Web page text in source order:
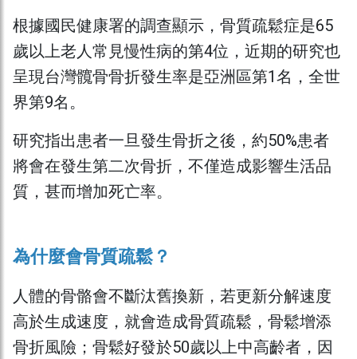
根據國民健康署的調查顯示，骨質疏鬆症是65
歲以上老人常見慢性病的第4位，近期的研究也
呈現台灣髖骨骨折發生率是亞洲區第1名，全世
界第9名。
研究指出患者一旦發生骨折之後，約50%患者
將會在發生第二次骨折，不僅造成影響生活品
質，甚而增加死亡率。
為什麼會骨質疏鬆？
人體的骨骼會不斷汰舊換新，若更新分解速度
高於生成速度，就會造成骨質疏鬆，骨鬆增添
骨折風險；骨鬆好發於50歲以上中高齡者，因